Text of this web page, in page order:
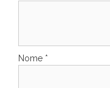
Nome *